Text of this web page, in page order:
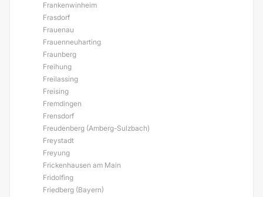
Frankenwinheim
Frasdorf
Frauenau
Frauenneuharting
Fraunberg
Freihung
Freilassing
Freising
Fremdingen
Frensdorf
Freudenberg (Amberg-Sulzbach)
Freystadt
Freyung
Frickenhausen am Main
Fridolfing
Friedberg (Bayern)